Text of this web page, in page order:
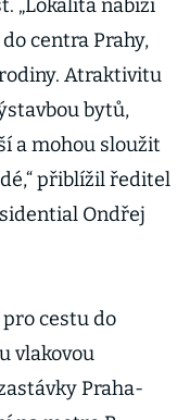
„Lokalita nabízí
centra Prahy,
Atraktivitu
bytů,
a mohou sloužit
přiblížil ředitel
Ondřej
cestu do
vlakovou
Praha-